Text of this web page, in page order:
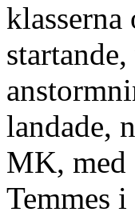
landade,
MK, med
Temmes